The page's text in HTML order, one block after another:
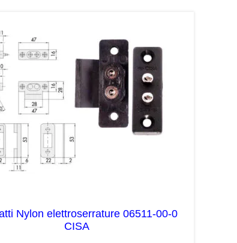
Nylon elettroserrature 06511-00-0
CISA